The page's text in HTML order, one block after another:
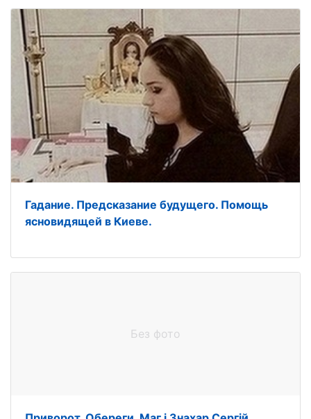
Гадание. Предсказание будущего. Помощь
ясновидящей в Киеве.
Без фото